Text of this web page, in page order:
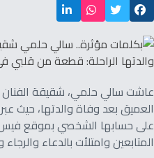
عاشت سالي حلمي، شقيقة
العميق بعد وفاة والدتها، حيث
على حسابها الشخصي بموقع
المتابعين وامتلأت بالدعاء